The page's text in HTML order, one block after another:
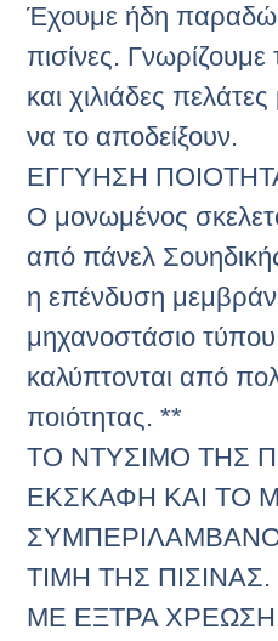
Έχουμε ήδη
πισίνες. Γνωρίζουμε
και χιλιάδες
να το αποδείξουν.
ΕΓΓΥΗΣΗ
Ο μονωμένος
από πάνελ
η επένδυση
μηχανοστάσιο
καλύπτονται από
ποιότητας. **
ΤΟ ΝΤΥΣΙΜΟ ΤΗΣ
ΕΚΣΚΑΦΗ ΚΑΙ ΤΟ
ΤΙΜΗ ΤΗΣ
ΜΕ ΕΞΤΡΑ